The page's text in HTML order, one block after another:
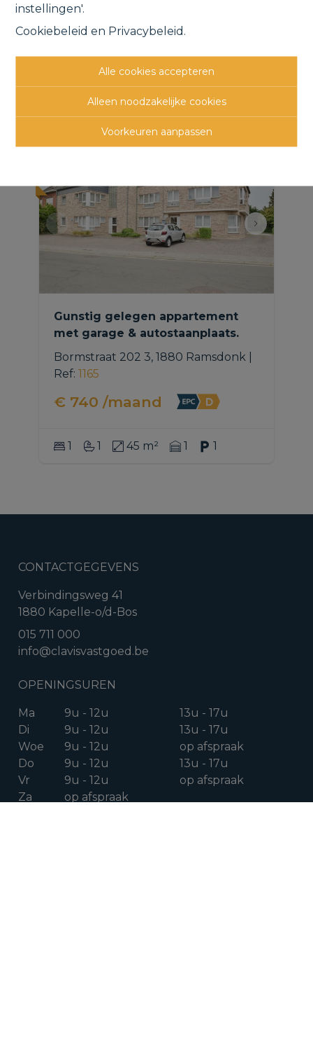
instellingen'.
Cookiebeleid en Privacybeleid .
Alle cookies accepteren
Alleen noodzakelijke cookies
Voorkeuren aanpassen
Andere interessante
panden
Gunstig gelegen appartement
met garage & autostaanplaats.
Bormstraat 202 3, 1880 Ramsdonk
Ref: 1165
€ 740 /maand
1 1 45 m² 1 1
CONTACTGEGEVENS
Verbindingsweg 41
1880 Kapelle-o/d-Bos
015 711 000
info@clavisvastgoed.be
OPENINGSUREN
Ma 9u - 12u
13u - 17u
Di
9u - 12u
13u - 17u
Woe
9u - 12u
op afspraak
Do
9u - 12u
13u - 17u
Vr
9u - 12u
op afspraak
Za
op afspraak